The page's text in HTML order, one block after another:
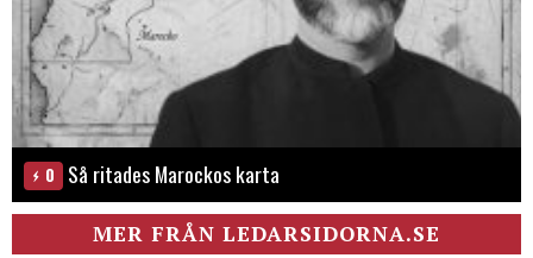
0 Så ritades Marockos karta
MER FRÅN LEDARSIDORNA.SE